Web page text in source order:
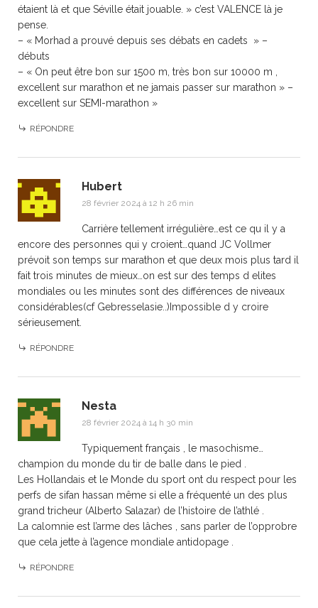
étaient là et que Séville était jouable. » c’est VALENCE là je
pense.
– « Morhad a prouvé depuis ses débats en cadets » –
débuts
– « On peut être bon sur 1500 m, très bon sur 10000 m ,
excellent sur marathon et ne jamais passer sur marathon » –
excellent sur SEMI-marathon »
RÉPONDRE
Hubert
28 février 2024 à 12 h 26 min
Carrière tellement irrégulière…est ce qu il y a
encore des personnes qui y croient…quand JC Vollmer
prévoit son temps sur marathon et que deux mois plus tard il
fait trois minutes de mieux…on est sur des temps d elites
mondiales ou les minutes sont des différences de niveaux
considérables(cf Gebresselasie..)Impossible d y croire
sérieusement.
RÉPONDRE
Nesta
28 février 2024 à 14 h 30 min
Typiquement français , le masochisme…
champion du monde du tir de balle dans le pied .
Les Hollandais et le Monde du sport ont du respect pour les
perfs de sifan hassan même si elle a fréquenté un des plus
grand tricheur (Alberto Salazar) de l’histoire de l’athlé .
La calomnie est l’arme des lâches , sans parler de l’opprobre
que cela jette à l’agence mondiale antidopage .
RÉPONDRE